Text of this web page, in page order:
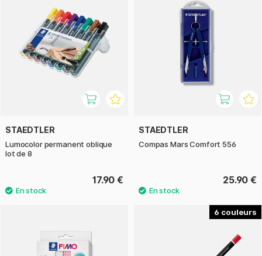
STAEDTLER
Lumocolor permanent oblique
lot de 8
17.90 €
STAEDTLER
Compas Mars Comfort 556
25.90 €
6